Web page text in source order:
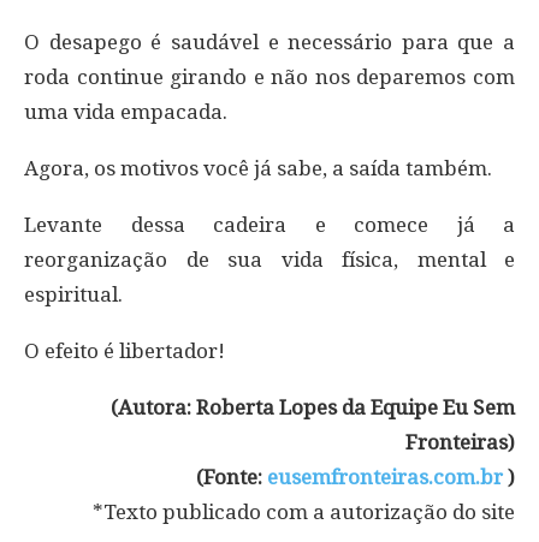
O desapego é saudável e necessário para que a
roda continue girando e não nos deparemos com
uma vida empacada.
Agora, os motivos você já sabe, a saída também.
Levante dessa cadeira e comece já a
reorganização de sua vida física, mental e
espiritual.
O efeito é libertador!
(Autora: Roberta Lopes da Equipe Eu Sem
Fronteiras)
(Fonte: eusemfronteiras.com.br )
*Texto publicado com a autorização do site